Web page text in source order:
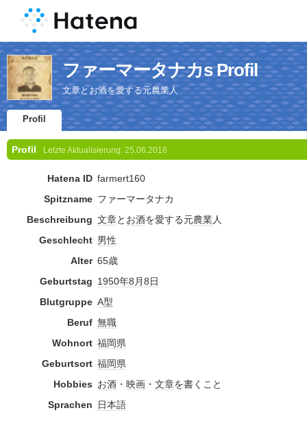
ファーマータナカs Profil
文章とお酒を愛する元農業人
Profil
Profil Letzte Aktualisierung: 25.06.2016
Hatena ID farmert160
Spitzname ファーマータナカ
Beschreibung 文章と お酒を愛する元農業人
Geschlecht 男性
Alter 65歳
Geburtstag 1950年8月8日
Blutgruppe A型
Beruf 無職
Wohnort 福岡県
Geburtsort 福岡県
Hobbies お酒 ・ 映画 ・ 文章を書くこと
Sprachen
日本語